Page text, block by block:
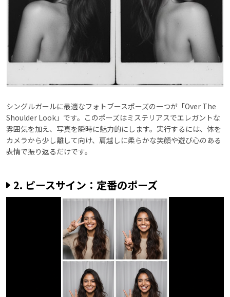
シングルガールに最適なフォトブースポーズの一つが「Over The
Shoulder Look」です。このポーズはミステリアスでエレガントな
雰囲気を加え、写真を瞬時に魅力的にします。実行するには、体を
カメラから少し離して向け、肩越しに柔らかな笑顔や遊び心のある
表情で振り返るだけです。
2. ピースサイン：定番のポーズ